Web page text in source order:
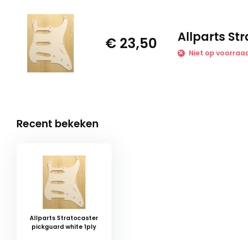
€ 23,50 Allparts
Niet op
Recent bekeken
Allparts Stratocaster
pickguard white 1ply